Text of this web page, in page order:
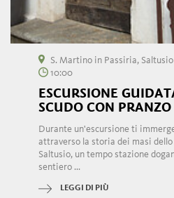
S. Martino in Passiria, Saltusio
10:00
ESCURSIONE
SCUDO CON PRANZO
Durante un'escursione ti
attraverso la storia dei masi dello
Saltusio, un tempo stazione
sentiero ...
LEGGI DI PIÙ